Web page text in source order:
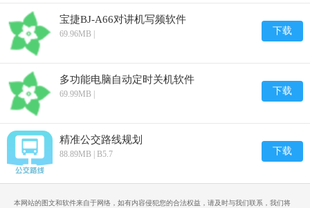
宝捷BJ-A66对讲机写频软件
69.96MB | 下载
多功能电脑自动定时关机软件
69.99MB | 下载
精准公交路线规划
88.89MB | B5.7 下载
本网站的图文和软件来自于网络，如有内容侵犯您的合法权益，请及时与我们联系，我们将